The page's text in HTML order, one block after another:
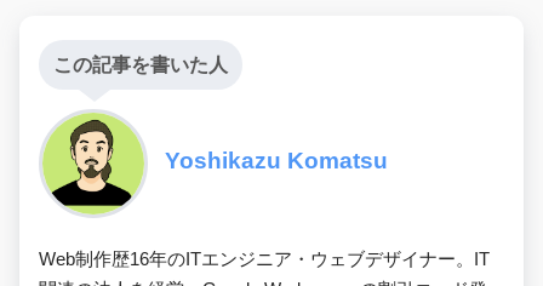
この記事を書いた人
Yoshikazu Komatsu
Web制作歴16年のITエンジニア・ウェブデザイナー。IT